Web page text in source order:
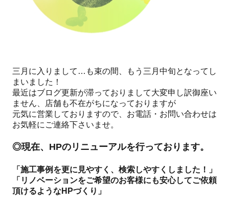
三月に入りまして…も束の間、もう三月中旬となってし
まいました！
最近はブログ更新が滞っておりまして大変申し訳御座い
ません、店舗も不在がちになっておりますが
元気に営業しておりますので、お電話・お問い合わせは
お気軽にご連絡下さいませ。
◎現在、HPのリニューアルを行っております。
「施工事例を更に見やすく、検索しやすくしました！」
「リノベーションをご希望のお客様にも安心してご依頼
頂けるようなHPづくり」